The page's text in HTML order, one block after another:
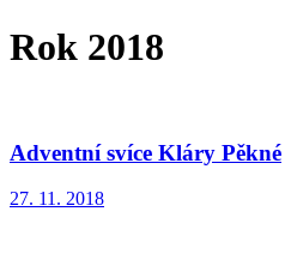
Rok 2018
Adventní svíce Kláry Pěkné
27. 11. 2018